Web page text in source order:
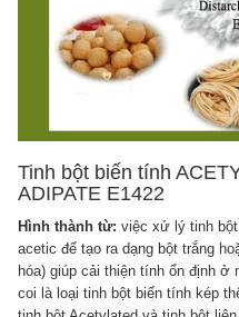
Tinh bột biến tính
ADIPATE E1422
Hình thành từ: việc xử lý tinh
acetic để tạo ra dạng bột trắng
hóa) giúp cải thiện tính ổn định
coi là loại tinh bột biến tính kép